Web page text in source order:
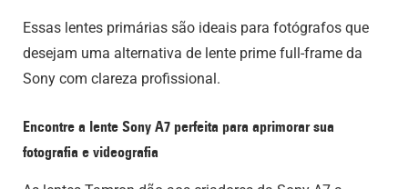
Essas lentes primárias são ideais para fotógrafos que
desejam uma alternativa de lente prime full-frame da
Sony com clareza profissional.
Encontre a lente Sony A7 perfeita para aprimorar sua
fotografia e videografia